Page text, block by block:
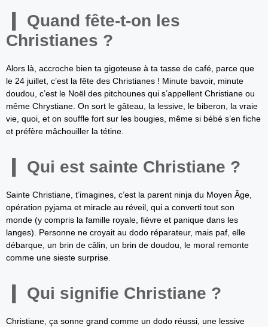
Quand fête-t-on les
Christianes ?
Alors là, accroche bien ta gigoteuse à ta tasse de café, parce que
le 24 juillet, c’est la fête des Christianes ! Minute bavoir, minute
doudou, c’est le Noël des pitchounes qui s’appellent Christiane ou
même Chrystiane. On sort le gâteau, la lessive, le biberon, la vraie
vie, quoi, et on souffle fort sur les bougies, même si bébé s’en fiche
et préfère mâchouiller la tétine.
Qui est sainte Christiane ?
Sainte Christiane, t’imagines, c’est la parent ninja du Moyen Âge,
opération pyjama et miracle au réveil, qui a converti tout son
monde (y compris la famille royale, fièvre et panique dans les
langes). Personne ne croyait au dodo réparateur, mais paf, elle
débarque, un brin de câlin, un brin de doudou, le moral remonte
comme une sieste surprise.
Qui signifie Christiane ?
Christiane, ça sonne grand comme un dodo réussi, une lessive